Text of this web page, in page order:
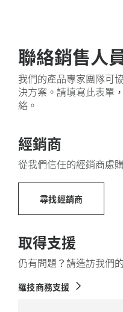
USB-C快速充電
開啟/關閉開關
Caps lock指示燈
雙重配置是針對
計
方向
整合
證消費後回收塑膠
來
再次利用，並
關於
聯絡銷售人
我們的產品專家團隊可
決方案。請填寫此表單
絡。
經銷商
從我們信任的經銷商處
尋找經銷商
取得支援
仍有問題？請造訪我們
羅技商務支援